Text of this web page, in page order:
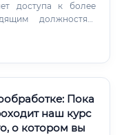
доступа к более
должностям.
горизонтальный,
Пока
наш курс
о котором вы